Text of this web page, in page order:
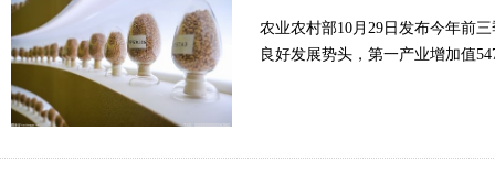
农业农村部10月29日发布今年前
良好发展势头，第一产业增加值